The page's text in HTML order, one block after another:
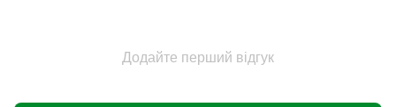
Додайте перший відгук